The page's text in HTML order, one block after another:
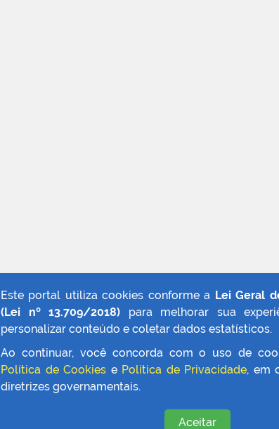
Este portal utiliza cookies conforme a Lei Geral
(Lei nº 13.709/2018) para melhorar sua
personalizar conteúdo e coletar dados estatísticos.
Ao continuar, você concorda com o uso de
Política de Cookies e Política de Privacidade, em
diretrizes governamentais.
Aceitar